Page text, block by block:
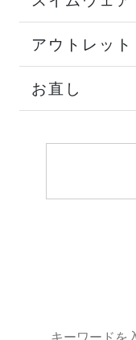
アウトレット
お直し